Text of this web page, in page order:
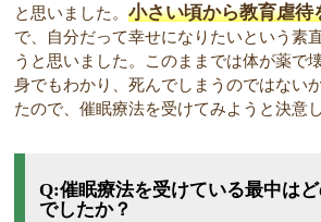
と思いました。小さい頃から教育虐待
で、自分だって幸せになりたいという素
うと思いました。このままでは体が薬で
身でもわかり、死んでしまうのではない
たので、催眠療法を受けてみようと決意
Q:催眠療法を受けている最中は
でしたか？